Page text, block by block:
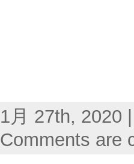
1月 27th, 2020
Comments are